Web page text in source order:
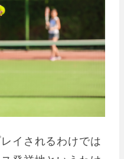
イされるわけでは